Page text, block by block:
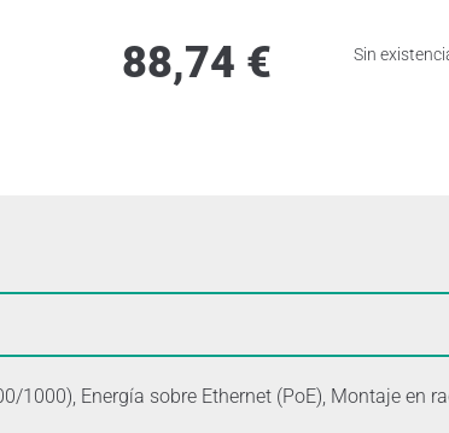
88,74 € Sin
1000), Energía sobre Ethernet (PoE), Montaje en